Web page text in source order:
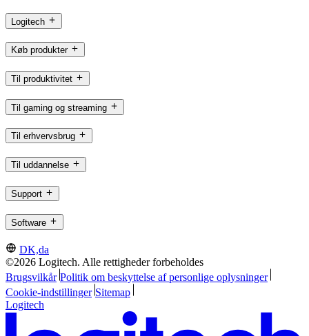
Logitech
Køb produkter
Til produktivitet
Til gaming og streaming
Til erhvervsbrug
Til uddannelse
Support
Software
DK,da
©2026 Logitech. Alle rettigheder forbeholdes
Brugsvilkår Politik om beskyttelse af personlige oplysninger
Cookie-indstillinger Sitemap
Logitech